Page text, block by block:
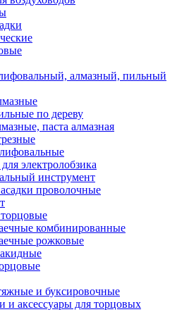
алмазный, пильный
по дереву
паста алмазная
электролобзика
инструмент
проволочные
комбинированные
рожковые
и буксировочные
и аксессуары для торцовых